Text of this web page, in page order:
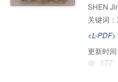
浸水7天
试验及
机制与
析提供
SHEN
关键词：
<L-PDF>
更新时间
177